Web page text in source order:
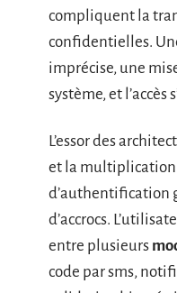
compliquent la
confidentielles.
imprécise, une
système, et l’accès
L’essor des
et la
d’authentification
d’accrocs.
entre plusieurs
code par sms,